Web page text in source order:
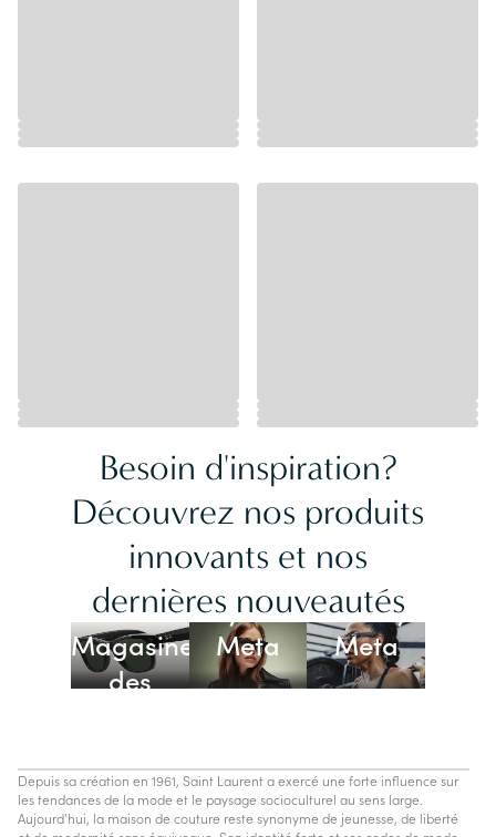
Besoin d'inspiration?
Découvrez nos produits
innovants et nos
dernières nouveautés
Magasiner
des
Ray-Ban
Meta
Lunettes
Oakley
Meta
Depuis sa création en 1961, Saint Laurent a exercé une forte influence sur
les tendances de la mode et le paysage socioculturel au sens large.
Aujourd'hui, la maison de couture reste synonyme de jeunesse, de liberté